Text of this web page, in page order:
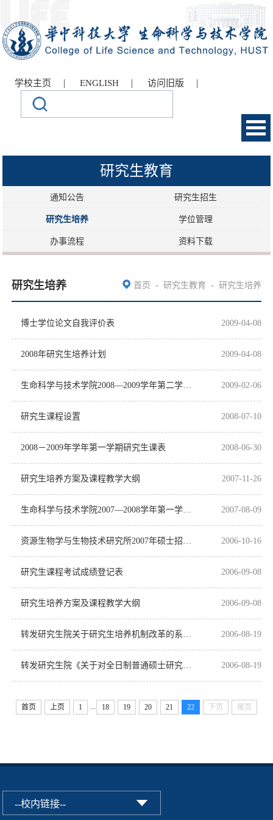
学校主页 | ENGLISH | 访问旧版 |
研究生教育
通知公告 研究生招生
研究生培养 学位管理
办事流程 资料下载
研究生培养 首页 - 研究生教育 - 研究生培养
博士学位论文自我评价表 2009-04-08
2008年研究生培养计划 2009-04-08
生命科学与技术学院2008―2009学年第二学期研究生课表 2009-02-06
研究生课程设置 2008-07-10
2008－2009年学年第一学期研究生课表 2008-06-30
研究生培养方案及课程教学大纲 2007-11-26
生命科学与技术学院2007―2008学年第一学期研究生课表 2007-08-09
资源生物学与生物技术研究所2007年硕士招生补充说明 2006-10-16
研究生课程考试成绩登记表 2006-09-08
研究生培养方案及课程教学大纲 2006-09-08
转发研究生院关于研究生培养机制改革的系列文件 2006-08-19
转发研究生院《关于对全日制普通硕士研究生发表学术论文规定进行调整的通知》 2006-08-19
首页 上页 1 ... 18 19 20 21 22 下页 尾页